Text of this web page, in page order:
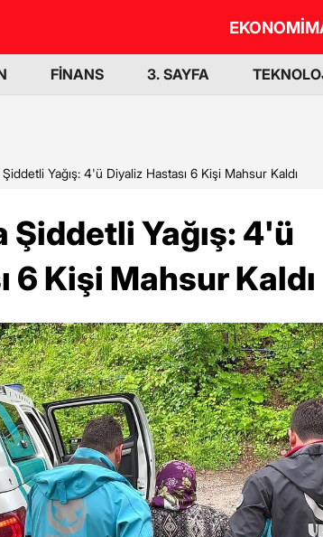
EKONOMİ
FİNANS 3. SAYFA
Yağış: 4'ü Diyaliz Hastası 6 Kişi Mahsur Kaldı
Yağış: 4'ü
6 Kişi Mahsur Kaldı